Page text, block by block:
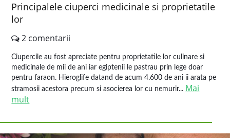
Principalele ciuperci medicinale si proprietatile
lor
2 comentarii
Ciupercile au fost apreciate pentru proprietatile lor culinare si
medicinale de mii de ani iar egiptenii le pastrau prin lege doar
pentru faraon. Hieroglife datand de acum 4.600 de ani ii arata pe
stramosii acestora precum si asocierea lor cu nemurir... Mai
mult